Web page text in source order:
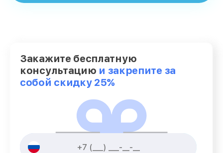
Закажите бесплатную
консультацию и закрепите за
собой скидку 25%